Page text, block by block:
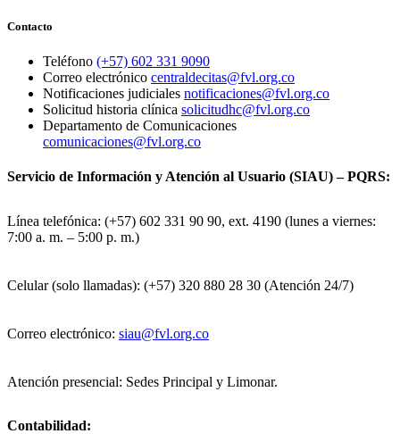
Contacto
Teléfono (+57) 602 331 9090
Correo electrónico centraldecitas@fvl.org.co
Notificaciones judiciales notificaciones@fvl.org.co
Solicitud historia clínica solicitudhc@fvl.org.co
Departamento de Comunicaciones
comunicaciones@fvl.org.co
Servicio de Información y Atención al Usuario (SIAU) – PQRS:
Línea telefónica: (+57) 602 331 90 90, ext. 4190 (lunes a viernes:
7:00 a. m. – 5:00 p. m.)
Celular (solo llamadas): (+57) 320 880 28 30 (Atención 24/7)
Correo electrónico: siau@fvl.org.co
Atención presencial: Sedes Principal y Limonar.
Contabilidad: